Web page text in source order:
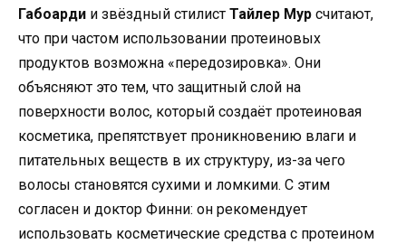
Габоарди и звёздный стилист Тайлер Мур считают,
что при частом использовании протеиновых
продуктов возможна «передозировка». Они
объясняют это тем, что защитный слой на
поверхности волос, который создаёт протеиновая
косметика, препятствует проникновению влаги и
питательных веществ в их структуру, из-за чего
волосы становятся сухими и ломкими. С этим
согласен и доктор Финни: он рекомендует
использовать косметические средства с протеином